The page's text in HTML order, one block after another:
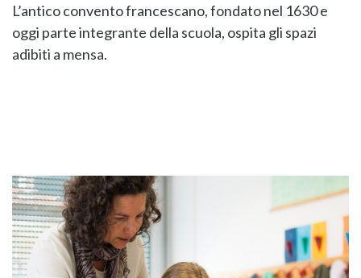
L’antico convento francescano, fondato nel 1630 e
oggi parte integrante della scuola, ospita gli spazi
adibiti a mensa.